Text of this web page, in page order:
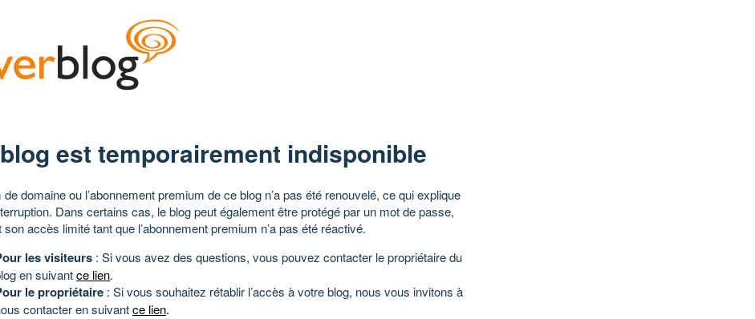
est temporairement indisponible
de domaine ou l’abonnement premium de ce blog n’a pas été renouvelé, ce qui explique
Dans certains cas, le blog peut également être protégé par un mot de passe,
son accès limité tant que l’abonnement premium n’a pas été réactivé.
les visiteurs : Si vous avez des questions, vous pouvez contacter le propriétaire du
en suivantce lien.
le propriétaire : Si vous souhaitez rétablir l’accès à votre blog, nous vous invitons à
contacter en suivantce lien.